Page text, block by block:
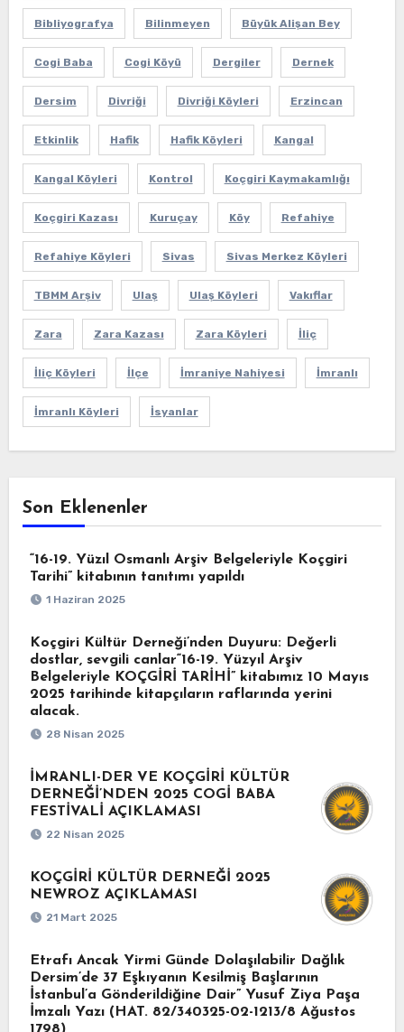
Bibliyografya Bilinmeyen Büyük Alişan Bey
Cogi Baba Cogi Köyü Dergiler Dernek
Dersim Divriği Divriği Köyleri Erzincan
Etkinlik Hafik Hafik Köyleri Kangal
Kangal Köyleri Kontrol Koçgiri Kaymakamlığı
Koçgiri Kazası Kuruçay Köy Refahiye
Refahiye Köyleri Sivas Sivas Merkez Köyleri
TBMM Arşiv Ulaş Ulaş Köyleri Vakıflar
Zara Zara Kazası Zara Köyleri İliç
İliç Köyleri İlçe İmraniye Nahiyesi İmranlı
İmranlı Köyleri İsyanlar
Son Eklenenler
“16-19. Yüzıl Osmanlı Arşiv Belgeleriyle Koçgiri
Tarihi” kitabının tanıtımı yapıldı
1 Haziran 2025
Koçgiri Kültür Derneği’nden Duyuru: Değerli
dostlar, sevgili canlar“16-19. Yüzyıl Arşiv
Belgeleriyle KOÇGİRİ TARİHİ” kitabımız 10 Mayıs
2025 tarihinde kitapçıların raflarında yerini
alacak.
28 Nisan 2025
İMRANLI-DER VE KOÇGİRİ KÜLTÜR
DERNEĞİ’NDEN 2025 COGİ BABA
FESTİVALİ AÇIKLAMASI
22 Nisan 2025
KOÇGİRİ KÜLTÜR DERNEĞİ 2025
NEWROZ AÇIKLAMASI
21 Mart 2025
Etrafı Ancak Yirmi Günde Dolaşılabilir Dağlık
Dersim’de 37 Eşkıyanın Kesilmiş Başlarının
İstanbul’a Gönderildiğine Dair” Yusuf Ziya Paşa
İmzalı Yazı (HAT. 82/340325-02-1213/8 Ağustos